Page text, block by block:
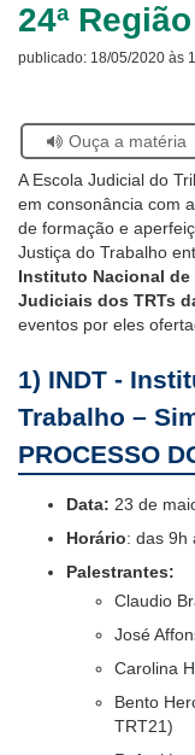
Notícias
24ª Região
publicado: 18/05/2020 às
Se
estiver
usando
leitor
de
tela,
ignore
este
botão.
é
um
recurso
de
acessibilidade
com
baixa
Ouça a matéria
A Escola Judicial do
em consonância com
de formação e
Justiça do Trabalho
Instituto Nacional de
Judiciais dos TRTs
eventos por eles
1) INDT -
Trabalho –
PROCESSO
Data: 23 de
Horário: das 9h
Palestrantes:
Claudio
José
Carolina
Bento
TRT21)